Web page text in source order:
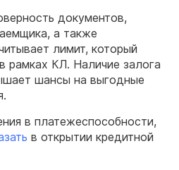
документов,
а также
лимит, который
рамках КЛ. Наличие залога
шансы на выгодные
в платежеспособности,
в открытии кредитной